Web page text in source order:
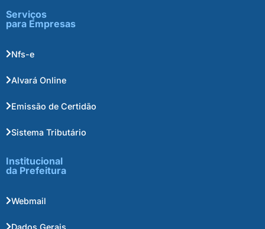
Serviços
para Empresas
Nfs-e
Alvará Online
Emissão de Certidão
Sistema Tributário
Institucional
da Prefeitura
Webmail
Dados Gerais